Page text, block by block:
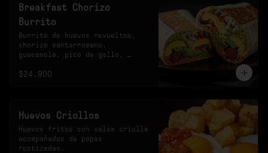
Breakfast Chorizo
Burrito
Burrito de huevos revueltos,
chorizo santarrosano,
guacamole, pico de gallo,
achiotado, lechuga, queso y
$24.900
Huevos Criollos
Huevos fritos con salsa criolla
acompañados de papas
rostizadas.